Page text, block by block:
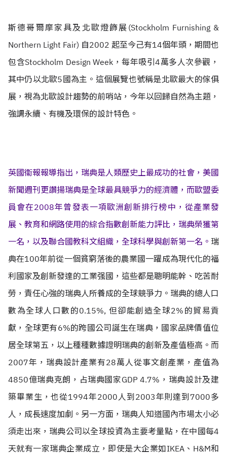
斯德哥爾摩家具及北歐燈飾展(Stockholm Furnishing &
Northern Light Fair) 自2002 起至今己有14個年頭，期間也
包含Stockholm Design Week，每年吸引4萬多人次參觀，
其中仍以北歐5國為主。這個展覽也號稱是北歐最大的傢俱
展，視為北歐設計趨勢的前哨站，今年以回歸自然為主題，
強調永續、有機及環保的設計特色。
英國衞報報導指出，瑞典是人類歷史上最成功的社會，美國
新聞週刊更讚揚瑞典是全球最具競爭力的經濟體，而歐盟委
員會在2008年曾發表一項歐洲創新排行榜中，從產業發
展、教育和網路使用的綜合指數創新能力評比，瑞典榮獲第
一名，以及聯合國教科文組織，全球科學與創新第一名。 瑞
典在100年前從一個貧窮落後的農業國一躍成為現代化的福
利國家及創新發達的工業强國，這些都是聰明能幹、吃苦耐
勞，責任心強的瑞典人所養成的全球競爭力。瑞典的總人口
數為全球人口數的0.15%, 但卻能創造全球2%的貿易貢
獻，全球更有6%的跨國公司誕生在瑞典，國家品牌價值位
居全球第五，以上種種數據證明瑞典的創新及產值極高。而
2007年，瑞典設計產業有28萬人從事文創產業，產值為
4850億瑞典克朗，占瑞典國家GDP 4.7%，瑞典設計及建
築畢業生，也從1994年2000人到2003年則達到7000多
人，成長速度加劇。另一方面，瑞典人知道國內市場太小必
須走出來，瑞典公司以全球投資為主要考量點，在中國每4
天就有一家瑞典企業成立，即使是大企業如IKEA、H&M和